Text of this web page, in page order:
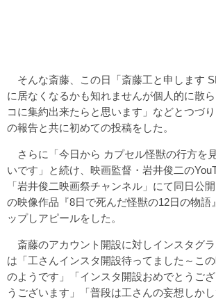
そんな斎藤、この日「斎藤工と申します
に居なくなるかも知れませんが個人的に散
コに集約出来たらと思います」などとつづ
の報告と共に初めての投稿をした。
さらに「今日から カプセル怪獣の行方を
いです」と続け、映画監督・岩井俊二の
「岩井俊二映画祭チャンネル」にて同日公
の映像作品『8日で死んだ怪獣の12日の物語
ップしアピールをした。
斎藤のアカウント開設に対しインスタグ
は「工さんインスタ開設待ってました～こ
のようです」「インスタ開設おめでとうご
うございます」「普段は工さんの妄想しか